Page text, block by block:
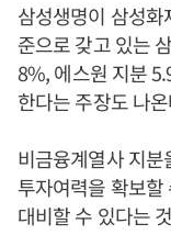
삼성생명이 삼성
준으로 갖고 있는
8%, 에스원 지분
한다는 주장도 나
비금융계열사 지
투자여력을 확보할
대비할 수 있다는